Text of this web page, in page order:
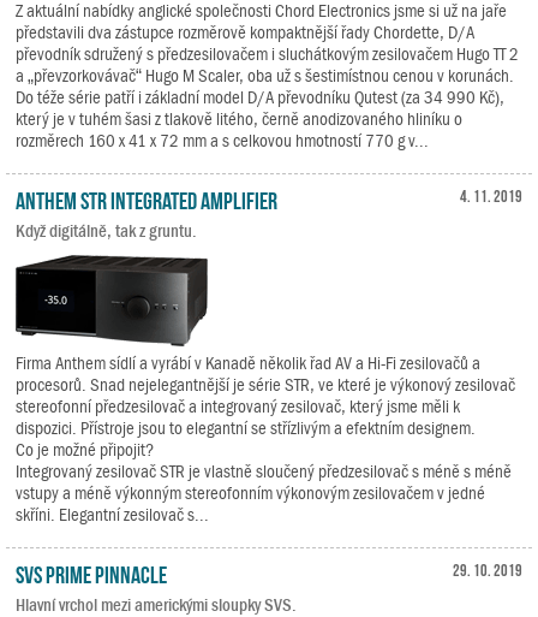
Z aktuální nabídky anglické společnosti Chord Electronics jsme si už na jaře
představili dva zástupce rozměrově kompaktnější řady Chordette, D/A
převodník sdružený s předzesilovačem i sluchátkovým zesilovačem Hugo TT 2
a „převzorkovávač“ Hugo M Scaler, oba už s šestimístnou cenou v korunách.
Do téže série patří i základní model D/A převodníku Qutest (za 34 990 Kč),
který je v tuhém šasi z tlakově litého, černě anodizovaného hliníku o
rozměrech 160 x 41 x 72 mm a s celkovou hmotností 770 g v...
4. 11. 2019
Anthem STR Integrated Amplifier
Když digitálně, tak z gruntu.
Firma Anthem sídlí a vyrábí v Kanadě několik řad AV a Hi-Fi zesilovačů a
procesorů. Snad nejelegantnější je série STR, ve které je výkonový zesilovač
stereofonní předzesilovač a integrovaný zesilovač, který jsme měli k
dispozici. Přístroje jsou to elegantní se střízlivým a efektním designem.
Co je možné připojit?
Integrovaný zesilovač STR je vlastně sloučený předzesilovač s méně s méně
vstupy a méně výkonným stereofonním výkonovým zesilovačem v jedné
skříni. Elegantní zesilovač s...
29. 10. 2019
SVS Prime Pinnacle
Hlavní vrchol mezi americkými sloupky SVS.